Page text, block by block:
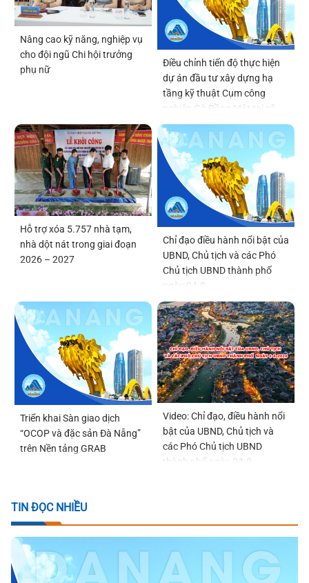
Nâng cao kỹ năng, nghiệp vụ
cho đội ngũ Chi hội trưởng
phụ nữ
Điều chỉnh tiến độ thực hiện
dự án đầu tư xây dựng hạ
tầng kỹ thuật Cụm công
nghiệp Gò Đồng Mặt tại xã
Quế Sơn Trung
Hỗ trợ xóa 5.757 nhà tạm,
nhà dột nát trong giai đoạn
2026 – 2027
Chỉ đạo điều hành nổi bật của
UBND, Chủ tịch và các Phó
Chủ tịch UBND thành phố
ngày 04-8
Triển khai Sàn giao dịch
“OCOP và đặc sản Đà Nẵng”
trên Nền tảng GRAB
Video: Chỉ đạo, điều hành nổi
bật của UBND, Chủ tịch và
các Phó Chủ tịch UBND
thành phố ngày 04-8
TIN ĐỌC NHIỀU